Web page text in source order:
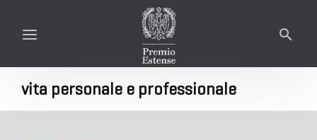
vita personale e professionale